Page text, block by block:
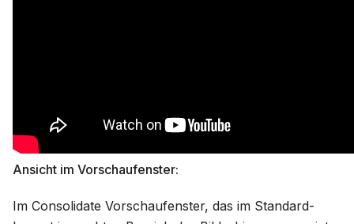
Ansicht im Vorschaufenster:
Im Consolidate Vorschaufenster, das im Standard-